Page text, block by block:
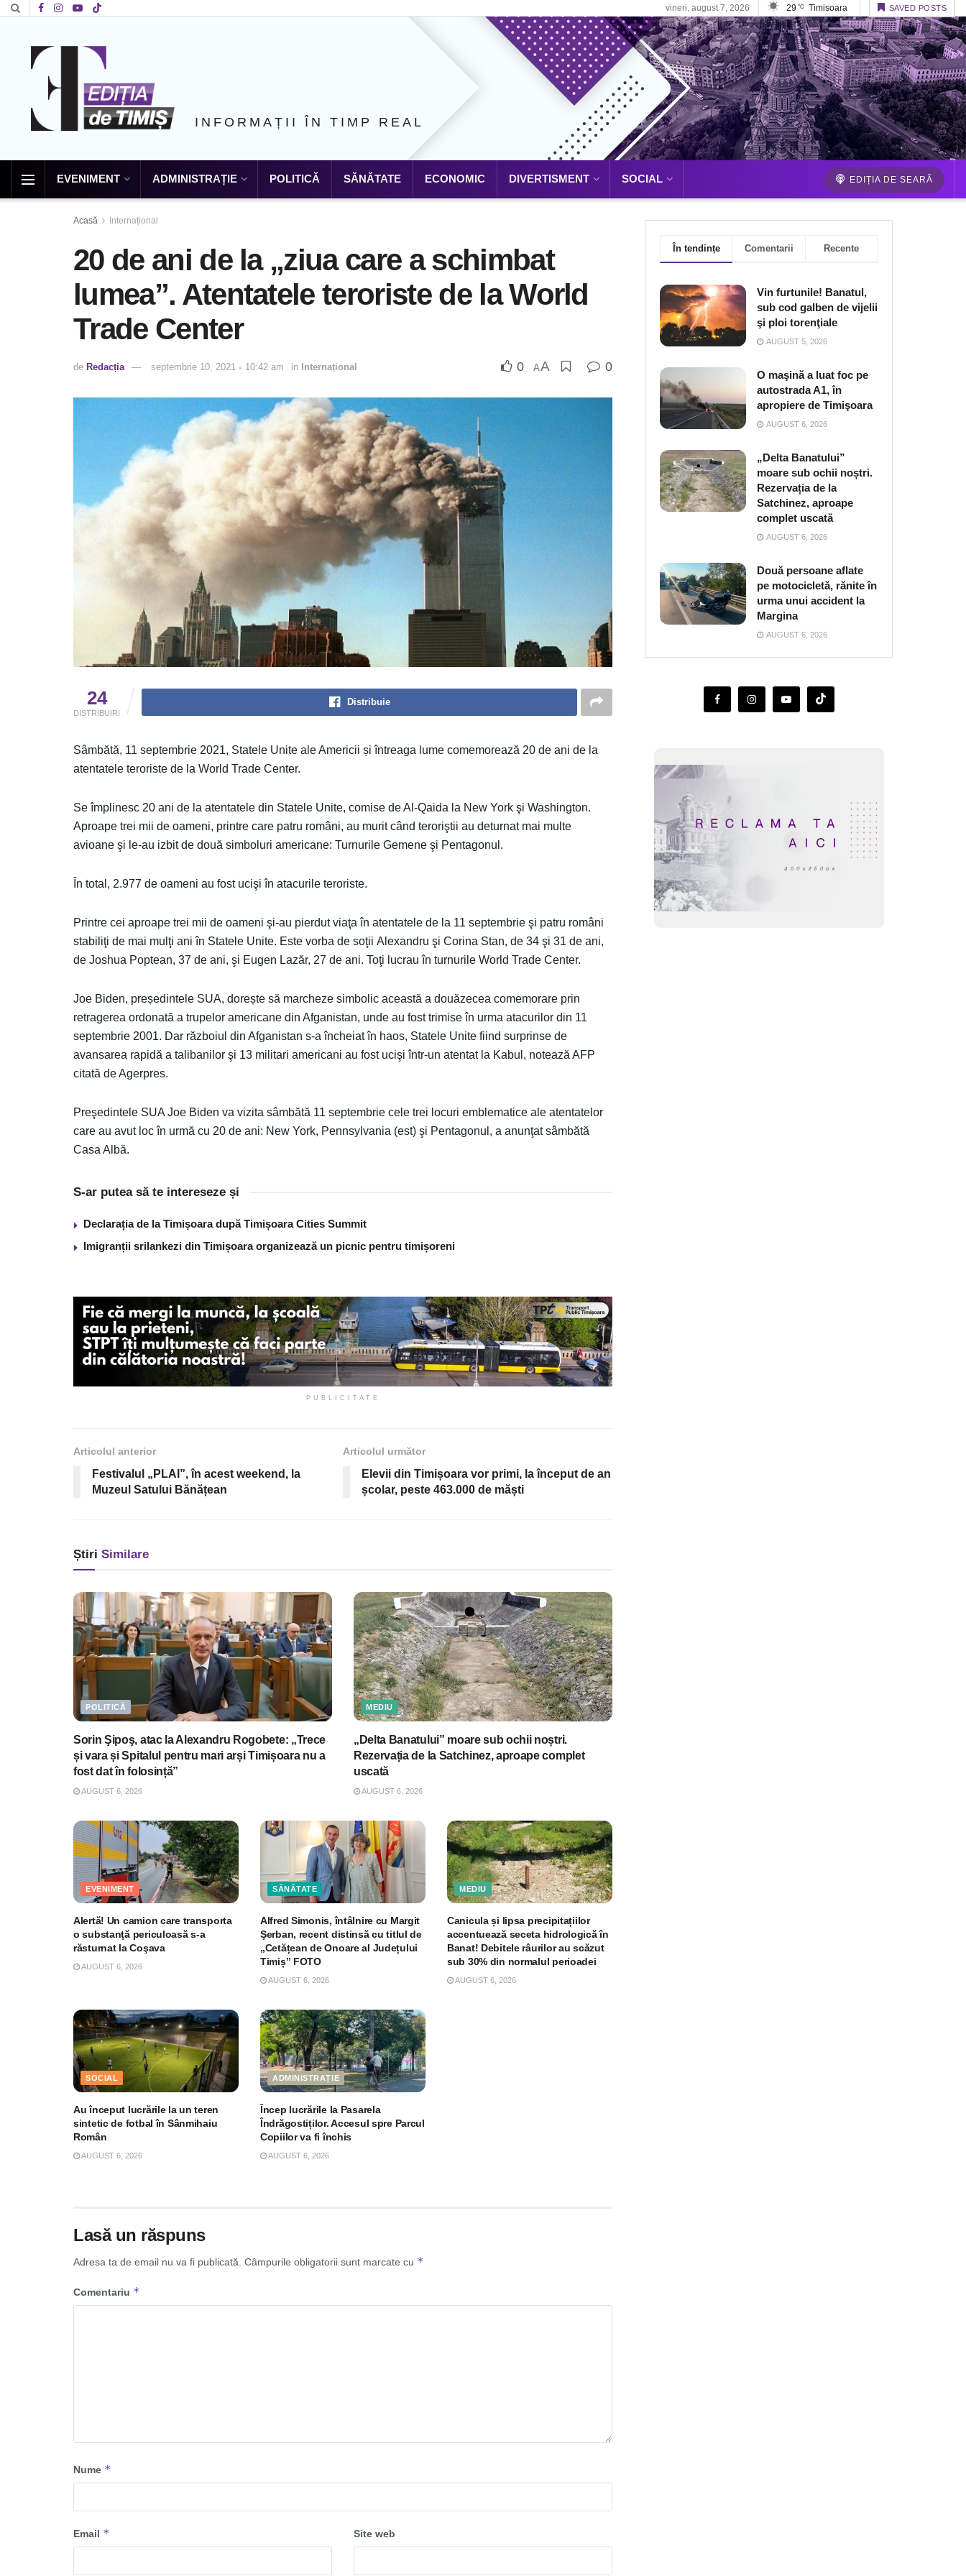
vineri, august 7, 2026 29 °C Timisoara SAVED POSTS
INFORMAȚII ÎN TIMP REAL
EVENIMENT ADMINISTRAȚIE POLITICĂ SĂNĂTATE ECONOMIC DIVERTISMENT SOCIAL EDIȚIA DE SEARĂ
Acasă Internațional
20 de ani de la „ziua care a schimbat
lumea”. Atentatele teroriste de la World
Trade Center
de Redacția septembrie 10, 2021 ◦ 10:42 am in Internațional 0 AA 0
24
DISTRIBUIRI
Distribuie
Sâmbătă, 11 septembrie 2021, Statele Unite ale Americii și întreaga lume comemorează 20 de ani de la
atentatele teroriste de la World Trade Center.
Se împlinesc 20 ani de la atentatele din Statele Unite, comise de Al-Qaida la New York şi Washington.
Aproape trei mii de oameni, printre care patru români, au murit când teroriştii au deturnat mai multe
avioane şi le-au izbit de două simboluri americane: Turnurile Gemene şi Pentagonul.
În total, 2.977 de oameni au fost ucişi în atacurile teroriste.
Printre cei aproape trei mii de oameni şi-au pierdut viaţa în atentatele de la 11 septembrie şi patru români
stabiliţi de mai mulţi ani în Statele Unite. Este vorba de soţii Alexandru şi Corina Stan, de 34 şi 31 de ani,
de Joshua Poptean, 37 de ani, şi Eugen Lazăr, 27 de ani. Toţi lucrau în turnurile World Trade Center.
Joe Biden, președintele SUA, dorește să marcheze simbolic această a douăzecea comemorare prin
retragerea ordonată a trupelor americane din Afganistan, unde au fost trimise în urma atacurilor din 11
septembrie 2001. Dar războiul din Afganistan s-a încheiat în haos, Statele Unite fiind surprinse de
avansarea rapidă a talibanilor şi 13 militari americani au fost ucişi într-un atentat la Kabul, notează AFP
citată de Agerpres.
Preşedintele SUA Joe Biden va vizita sâmbătă 11 septembrie cele trei locuri emblematice ale atentatelor
care au avut loc în urmă cu 20 de ani: New York, Pennsylvania (est) şi Pentagonul, a anunţat sâmbătă
Casa Albă.
S-ar putea să te intereseze și
Declarația de la Timișoara după Timișoara Cities Summit
Imigranții srilankezi din Timișoara organizează un picnic pentru timișoreni
PUBLICITATE
Articolul anterior
Festivalul „PLAI”, în acest weekend, la
Muzeul Satului Bănățean
Articolul următor
Elevii din Timișoara vor primi, la început de an
școlar, peste 463.000 de măști
Știri Similare
POLITICĂ
Sorin Şipoş, atac la Alexandru Rogobete: „Trece
și vara și Spitalul pentru mari arși Timișoara nu a
fost dat în folosință”
AUGUST 6, 2026
MEDIU
„Delta Banatului” moare sub ochii noștri.
Rezervația de la Satchinez, aproape complet
uscată
AUGUST 6, 2026
EVENIMENT
Alertă! Un camion care transporta
o substanţă periculoasă s-a
răsturnat la Coşava
AUGUST 6, 2026
SĂNĂTATE
Alfred Simonis, întâlnire cu Margit
Şerban, recent distinsă cu titlul de
„Cetățean de Onoare al Județului
Timiș” FOTO
AUGUST 6, 2026
MEDIU
Canicula și lipsa precipitațiilor
accentuează seceta hidrologică în
Banat! Debitele râurilor au scăzut
sub 30% din normalul perioadei
AUGUST 6, 2026
SOCIAL
Au început lucrările la un teren
sintetic de fotbal în Sânmihaiu
Român
AUGUST 6, 2026
ADMINISTRAȚIE
Încep lucrările la Pasarela
Îndrăgostiților. Accesul spre Parcul
Copiilor va fi închis
AUGUST 6, 2026
Lasă un răspuns
Adresa ta de email nu va fi publicată. Câmpurile obligatorii sunt marcate cu *
Comentariu *
Nume *
Email * Site web
În tendințe Comentarii Recente
Vin furtunile! Banatul,
sub cod galben de vijelii
şi ploi torenţiale
AUGUST 5, 2026
O maşină a luat foc pe
autostrada A1, în
apropiere de Timişoara
AUGUST 6, 2026
„Delta Banatului”
moare sub ochii noștri.
Rezervația de la
Satchinez, aproape
complet uscată
AUGUST 6, 2026
Două persoane aflate
pe motocicletă, rănite în
urma unui accident la
Margina
AUGUST 6, 2026